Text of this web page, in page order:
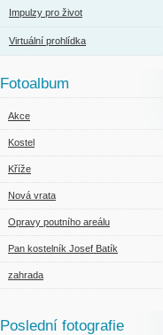
Impulzy pro život
Virtuální prohlídka
Fotoalbum
Akce
Kostel
Kříže
Nová vrata
Opravy poutního areálu
Pan kostelník Josef Batík
zahrada
Poslední fotografie